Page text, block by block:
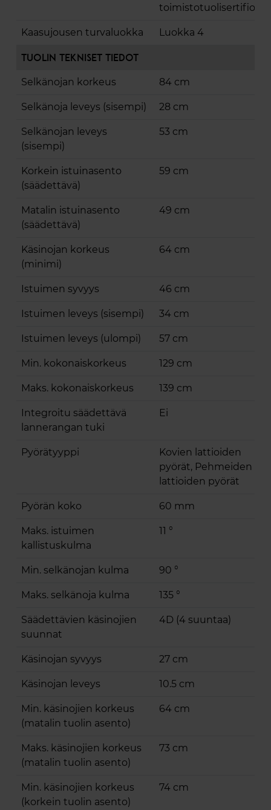
toimistotuolisertifiointi
Kaasujousen turvaluokka Luokka 4
Tuolin tekniset tiedot
Selkänojan korkeus 84 cm
Selkänoja leveys (sisempi) 28 cm
Selkänojan leveys
(sisempi)
53 cm
Korkein istuinasento
(säädettävä)
59 cm
Matalin istuinasento
(säädettävä)
49 cm
Käsinojan korkeus
(minimi)
64 cm
Istuimen syvyys 46 cm
Istuimen leveys (sisempi) 34 cm
Istuimen leveys (ulompi) 57 cm
Min. kokonaiskorkeus 129 cm
Maks. kokonaiskorkeus 139 cm
Integroitu säädettävä
lannerangan tuki
Ei
Pyörätyyppi
Kovien lattioiden
pyörät, Pehmeiden
lattioiden pyörät
Pyörän koko 60 mm
Maks. istuimen
kallistuskulma
11 °
Min. selkänojan kulma 90 °
Maks. selkänoja kulma 135 °
Säädettävien käsinojien
suunnat
4D (4 suuntaa)
Käsinojan syvyys 27 cm
Käsinojan leveys 10.5 cm
Min. käsinojien korkeus
(matalin tuolin asento)
64 cm
Maks. käsinojien korkeus
(matalin tuolin asento)
73 cm
Min. käsinojien korkeus
(korkein tuolin asento)
74 cm